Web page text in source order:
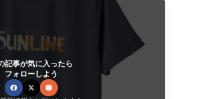
記事が気に入ったら
フォローしよう